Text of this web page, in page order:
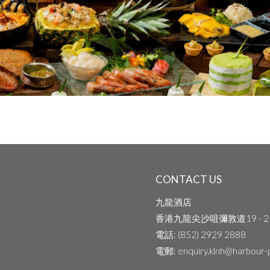
CONTACT US
九龍酒店
香港九龍尖沙咀彌敦道19 -
電話: (852) 2929 2888
電郵: enquiry.klnh@harbour-